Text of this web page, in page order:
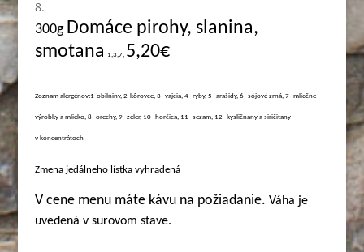
300g Domáce pirohy, slanina,
smotana
1,3,7, 5,20€
Zoznam alergénov:1-obilniny, 2-kôrovce, 3- vajcia, 4- ryby, 5- arašidy, 6- sójové zrná, 7- mliečne
výrobky a mlieko, 8- orechy, 9- zeler, 10- horčica, 11- sezam, 12- kysličnany a siričitany
v koncentrátoch
Zmena jedálneho lístka vyhradená
V cene menu máte kávu na požiadanie. Váha je
uvedená v surovom stave.